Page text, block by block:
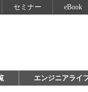
セミナー eBook
エンジニアライ